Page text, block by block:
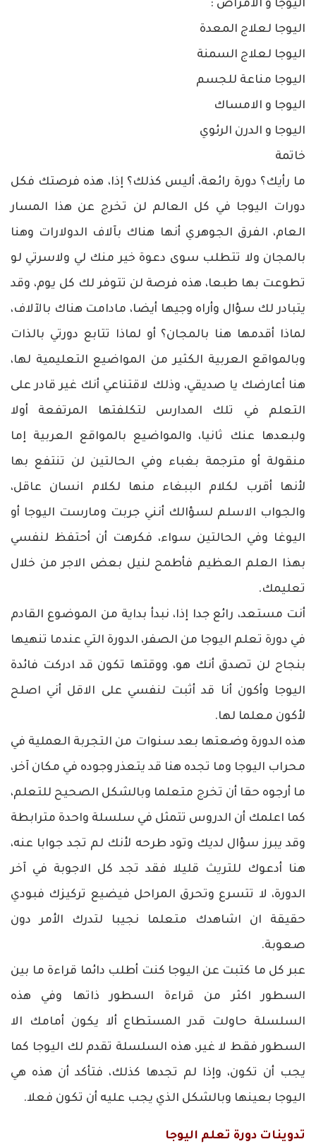
اليوجا و الامراض :
اليوجا لعلاج المعدة
اليوجا لعلاج السمنة
اليوجا مناعة للجسم
اليوجا و الامساك
اليوجا و الدرن الرئوي
خاتمة
ما رأيك؟ دورة رائعة، أليس كذلك؟ إذا، هذه فرصتك فكل
دورات اليوجا في كل العالم لن تخرج عن هذا المسار
العام، الفرق الجوهري أنها هناك بآلاف الدولارات وهنا
بالمجان ولا تتطلب سوى دعوة خير منك لي ولاسرتي لو
تطوعت بها طبعا، هذه فرصة لن تتوفر لك كل يوم، وقد
يتبادر لك سؤال وأراه وجيها أيضا، مادامت هناك بالآلاف،
لماذا أقدمها هنا بالمجان؟ أو لماذا تتابع دورتي بالذات
وبالمواقع العربية الكثير من المواضيع التعليمية لها،
هنا أعارضك يا صديقي، وذلك لاقتناعي أنك غير قادر على
التعلم في تلك المدارس لتكلفتها المرتفعة أولا
ولبعدها عنك ثانيا، والمواضيع بالمواقع العربية إما
منقولة أو مترجمة بغباء وفي الحالتين لن تنتفع بها
لأنها أقرب لكلام الببغاء منها لكلام انسان عاقل،
والجواب الاسلم لسؤالك أنني جربت ومارست اليوجا أو
اليوغا وفي الحالتين سواء، فكرهت أن أحتفظ لنفسي
بهذا العلم العظيم فأطمح لنيل بعض الاجر من خلال
تعليمك.
أنت مستعد، رائع جدا إذا، نبدأ بداية من الموضوع القادم
في دورة تعلم اليوجا من الصفر، الدورة التي عندما تنهيها
بنجاح لن تصدق أنك هو، ووقتها تكون قد ادركت فائدة
اليوجا وأكون أنا قد أثبت لنفسي على الاقل أني اصلح
لأكون معلما لها.
هذه الدورة وضعتها بعد سنوات من التجربة العملية في
محراب اليوجا وما تجده هنا قد يتعذر وجوده في مكان آخر،
ما أرجوه حقا أن تخرج متعلما وبالشكل الصحيح للتعلم،
كما اعلمك أن الدروس تتمثل في سلسلة واحدة مترابطة
وقد يبرز سؤال لديك وتود طرحه لأنك لم تجد جوابا عنه،
هنا أدعوك للتريث قليلا فقد تجد كل الاجوبة في آخر
الدورة، لا تتسرع وتحرق المراحل فيضيع تركيزك فبودي
حقيقة ان اشاهدك متعلما نجيبا لتدرك الأمر دون
صعوبة.
عبر كل ما كتبت عن اليوجا كنت أطلب دائما قراءة ما بين
السطور اكثر من قراءة السطور ذاتها وفي هذه
السلسلة حاولت قدر المستطاع ألا يكون أمامك الا
السطور فقط لا غير، هذه السلسلة تقدم لك اليوجا كما
يجب أن تكون، وإذا لم تجدها كذلك، فتأكد أن هذه هي
اليوجا بعينها وبالشكل الذي يجب عليه أن تكون فعلا.
تدوينات دورة تعلم اليوجا